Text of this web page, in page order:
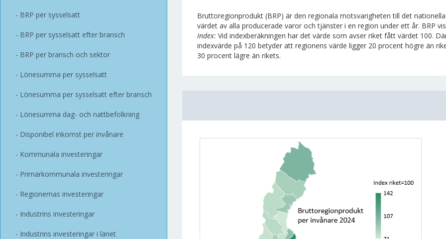
BRP per sysselsatt
BRP per sysselsatt efter bransch
BRP per bransch och sektor
Lönesumma per sysselsatt
Lönesumma per sysselsatt efter bransch
Lönesumma dag- och nattbefolkning
Disponibel inkomst per invånare
Kommunala investeringar
Primärkommunala investeringar
Regionernas investeringar
Industrins investeringar
Industrins investeringar i länet
Bruttoregionprodukt (BRP) är den regionala motsvarigheten till det
värdet av alla producerade varor och tjänster i en region under ett år. BRP
Index: Vid indexberäkningen har det värde som avser riket fått värdet 100.
indexvärde på 120 betyder att regionens värde ligger 20 procent högre än
30 procent lägre än rikets.